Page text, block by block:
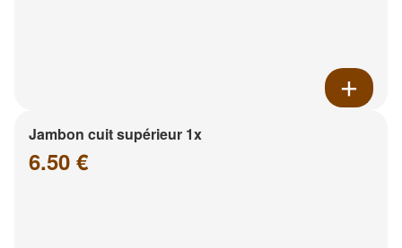
Jambon cuit supérieur 1x
6.50 €